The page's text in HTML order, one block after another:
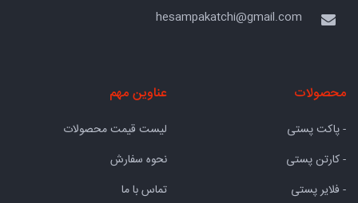
hesampakatchi@gmail.com
محصولات
- پاکت پستی
- کارتن پستی
- فلایر پستی
عناوین مهم
لیست قیمت محصولات
نحوه سفارش
تماس با ما